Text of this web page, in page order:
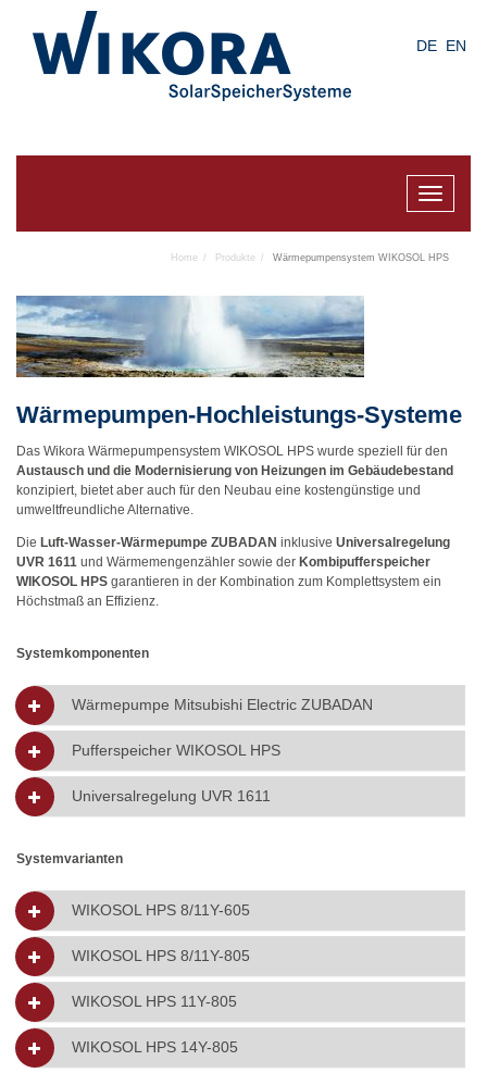
DE EN
Toggle
Home Produkte Wärmepumpensystem WIKOSOL HPS
Wärmepumpen-Hochleistungs-Systeme
Das Wikora Wärmepumpensystem WIKOSOL HPS wurde speziell für den
Austausch und die Modernisierung von Heizungen im Gebäudebestand
konzipiert, bietet aber auch für den Neubau eine kostengünstige und
umweltfreundliche Alternative.
Die Luft-Wasser-Wärmepumpe ZUBADAN inklusive Universalregelung
UVR 1611 und Wärmemengenzähler sowie der Kombipufferspeicher
WIKOSOL HPS garantieren in der Kombination zum Komplettsystem ein
Höchstmaß an Effizienz.
Systemkomponenten
Wärmepumpe Mitsubishi Electric ZUBADAN
Pufferspeicher WIKOSOL HPS
Universalregelung UVR 1611
Systemvarianten
WIKOSOL HPS 8/11Y-605
WIKOSOL HPS 8/11Y-805
WIKOSOL HPS 11Y-805
WIKOSOL HPS 14Y-805